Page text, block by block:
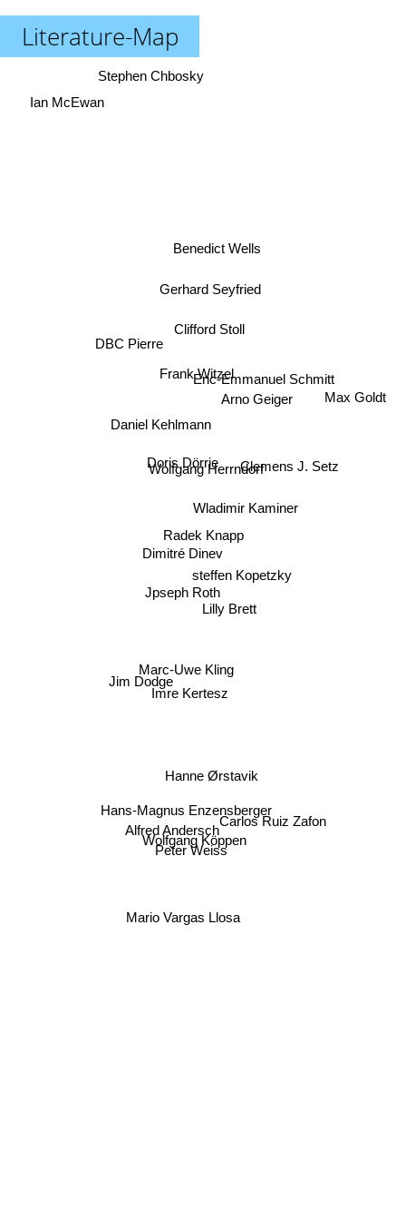
Literature-Map
Radek Knapp
Dimitré Dinev
Jpseph Roth
Wladimir Kaminer
Imre Kertesz
Doris Dörrie
Lilly Brett
steffen Kopetzky
Wolfgang Herrndorf
Clifford Stoll
Frank Witzel
Marc-Uwe Kling
Jim Dodge
Hanne Ørstavik
Arno Geiger
Eric-Emmanuel Schmitt
Gerhard Seyfried
DBC Pierre
Hans-Magnus Enzensberger
Peter Weiss
Clemens J. Setz
Benedict Wells
Alfred Andersch
Wolfgang Köppen
Mario Vargas Llosa
Carlos Ruiz Zafon
Max Goldt
Stephen Chbosky
Ian McEwan